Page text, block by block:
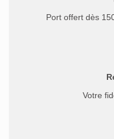
Port offert dès
Votre